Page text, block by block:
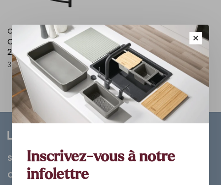
ODASS
Chauffe-serviette wave II
20 7/8" x 34", noir mat
379,95$CA
Salle de bain
Cuisine
✕
Inscrivez-vous à notre
infolettre